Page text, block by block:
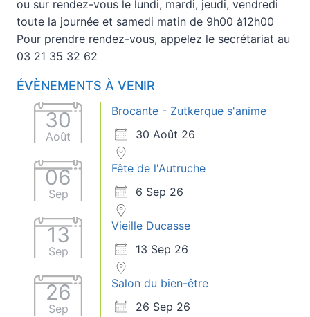
ou sur rendez-vous le lundi, mardi, jeudi, vendredi
toute la journée et samedi matin de 9h00 à12h00
Pour prendre rendez-vous, appelez le secrétariat au
03 21 35 32 62
ÉVÈNEMENTS À VENIR
30
Août
Brocante - Zutkerque s'anime
30 Août 26
06
Sep
Fête de l'Autruche
6 Sep 26
13
Sep
Vieille Ducasse
13 Sep 26
26
Sep
Salon du bien-être
26 Sep 26